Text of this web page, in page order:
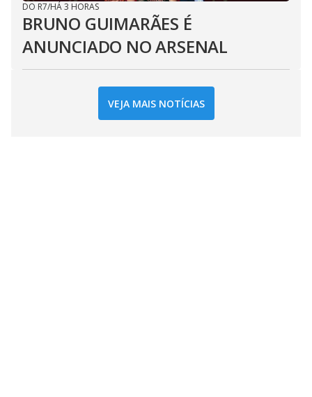
DO R7/HÁ 3 HORAS
BRUNO GUIMARÃES É
ANUNCIADO NO ARSENAL
VEJA MAIS NOTÍCIAS